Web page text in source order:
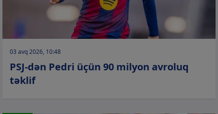
03 avq 2026, 10:48
PSJ-dən Pedri üçün 90 milyon avroluq
təklif